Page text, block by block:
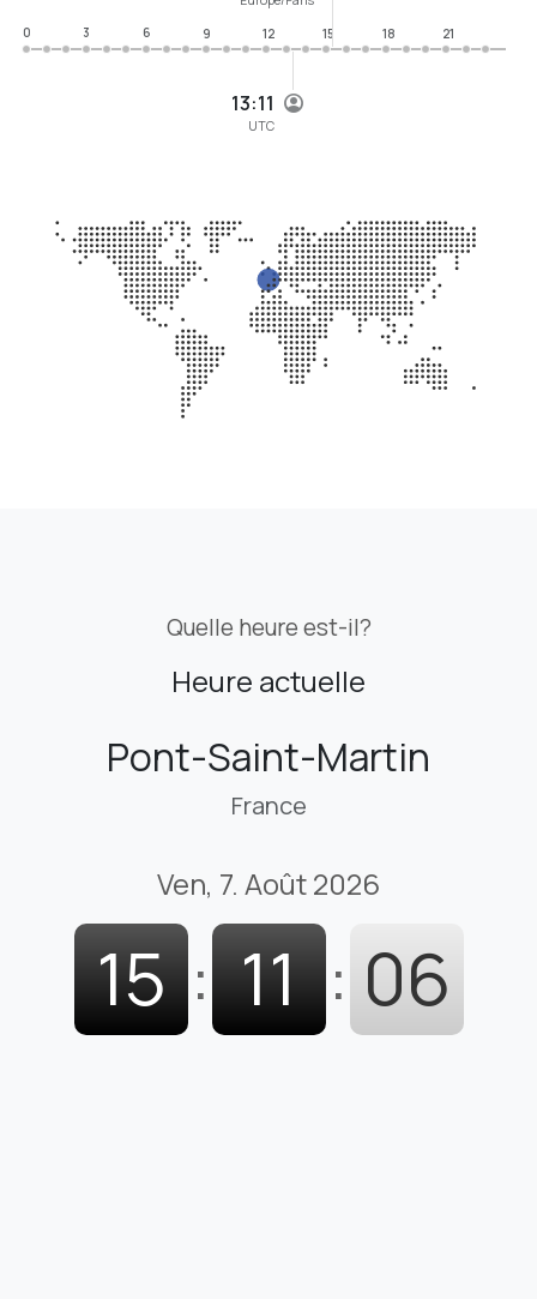
13:11
UTC
0
3 6 9 12 15 18 21
Quelle heure est-il?
Heure actuelle
Pont-Saint-Martin
France
Ven, 7. Août 2026
15 : 11 : 07